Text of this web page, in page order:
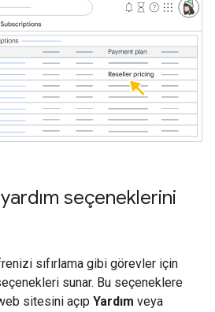
seçeneklerini
sıfırlama gibi görevler için
sunar. Bu seçeneklere
sitesini açıp Yardım veya